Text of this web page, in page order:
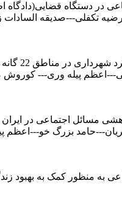
در دستگاه قضایی(دادگاه
تکفلی---صدیقه
در مناطق 22 گانه
اعظم پیله وری--- کوروش
مسائل اجتماعی در ایران
حامد بزرگ خو---اعظم
به منظور کمک به بهبود